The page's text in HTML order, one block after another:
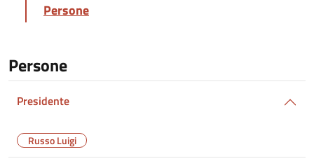
Persone
Persone
Presidente
Russo Luigi